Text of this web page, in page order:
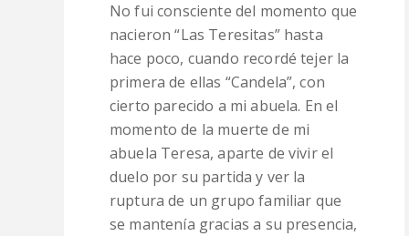
No fui consciente del momento que
nacieron “Las Teresitas” hasta
hace poco, cuando recordé tejer la
primera de ellas “Candela”, con
cierto parecido a mi abuela. En el
momento de la muerte de mi
abuela Teresa, aparte de vivir el
duelo por su partida y ver la
ruptura de un grupo familiar que
se mantenía gracias a su presencia,